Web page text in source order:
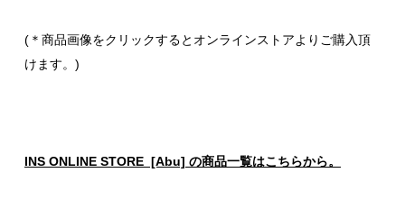
(＊商品画像をクリックするとオンラインストアよりご購入頂
けます。)
INS ONLINE STORE [Abu] の商品一覧はこちらから。